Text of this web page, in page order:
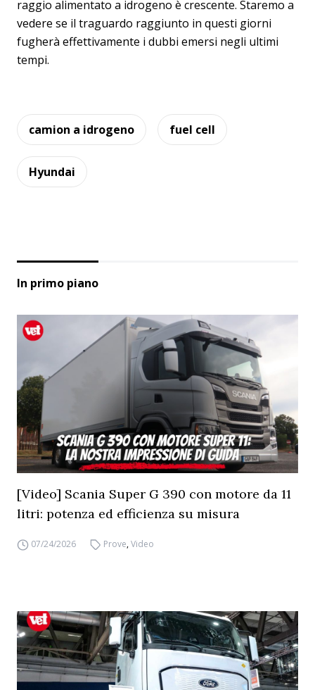
raggio alimentato a idrogeno è crescente. Staremo a
vedere se il traguardo raggiunto in questi giorni
fugherà effettivamente i dubbi emersi negli ultimi
tempi.
camion a idrogeno fuel cell
Hyundai
In primo piano
[Video] Scania Super G 390 con motore da 11
litri: potenza ed efficienza su misura
07/24/2026 Prove,Video